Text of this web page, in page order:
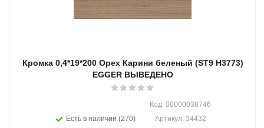
Кромка 0,4*19*200 Орех Карини беленый (ST9 H3773)
EGGER ВЫВЕДЕНО
Есть в наличии (270)
Код: 00000038746
Артикул: 34432